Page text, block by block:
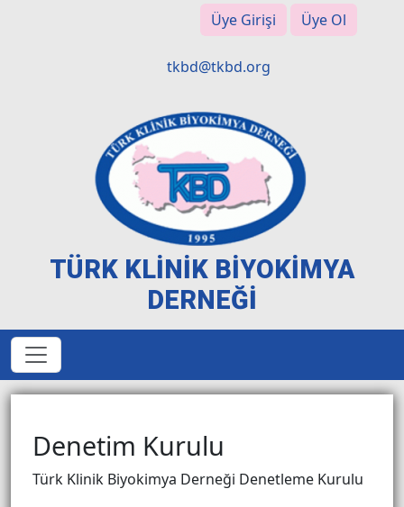
Üye Girişi Üye Ol
tkbd@tkbd.org
TÜRK KLİNİK BİYOKİMYA
DERNEĞİ
Denetim Kurulu
Türk Klinik Biyokimya Derneği Denetleme Kurulu